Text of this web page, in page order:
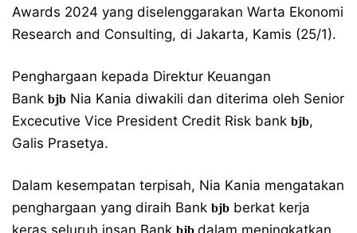
Awards 2024 yang diselenggarakan Warta Ekonomi
Research and Consulting, di Jakarta, Kamis (25/1).
Penghargaan kepada Direktur Keuangan
Bank bjb Nia Kania diwakili dan diterima oleh Senior
Excecutive Vice President Credit Risk bank bjb,
Galis Prasetya.
Dalam kesempatan terpisah, Nia Kania mengatakan
penghargaan yang diraih Bank bjb berkat kerja
keras seluruh insan Bank bjb dalam meningkatkan